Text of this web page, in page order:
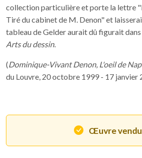
collection particulière et porte la lettre
Tiré du cabinet de M. Denon" et
tableau de Gelder aurait dû figurait dans
Arts du dessin.
(Dominique-Vivant Denon, L'oeil de
du Louvre, 20 octobre 1999 - 17 janvier
Œuvre